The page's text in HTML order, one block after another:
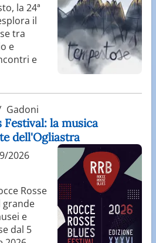
la 24ª
il
tra
e
e
Gadoni
Festival: la musica
dell'Ogliastra
2026
Rosse
grande
e
dal 5